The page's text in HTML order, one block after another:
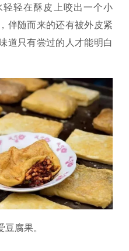
轻在酥皮上咬出一个小
伴随而来的还有被外皮紧
道只有尝过的人才能明白
腐果。